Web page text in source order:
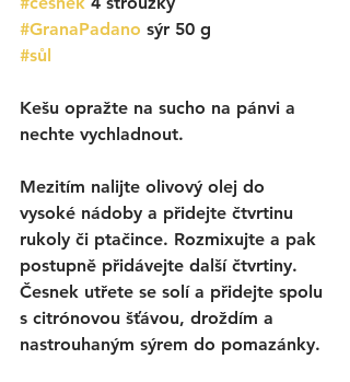
#GranaPadano sýr 50 g
#sůl
Kešu opražte na sucho na pánvi a
nechte vychladnout.
Mezitím nalijte olivový olej do
vysoké nádoby a přidejte čtvrtinu
rukoly či ptačince. Rozmixujte a pak
postupně přidávejte další čtvrtiny.
Česnek utřete se solí a přidejte spolu
s citrónovou šťávou, droždím a
nastrouhaným sýrem do pomazánky.